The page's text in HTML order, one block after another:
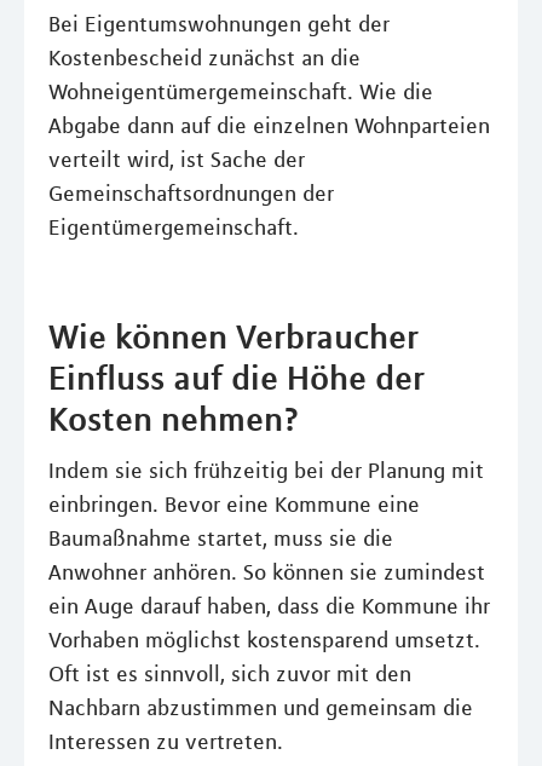
Bei Eigentumswohnungen geht der
Kostenbescheid zunächst an die
Wohneigentümergemeinschaft. Wie die
Abgabe dann auf die einzelnen Wohnparteien
verteilt wird, ist Sache der
Gemeinschaftsordnungen der
Eigentümergemeinschaft.
Wie können Verbraucher
Einfluss auf die Höhe der
Kosten nehmen?
Indem sie sich frühzeitig bei der Planung mit
einbringen. Bevor eine Kommune eine
Baumaßnahme startet, muss sie die
Anwohner anhören. So können sie zumindest
ein Auge darauf haben, dass die Kommune ihr
Vorhaben möglichst kostensparend umsetzt.
Oft ist es sinnvoll, sich zuvor mit den
Nachbarn abzustimmen und gemeinsam die
Interessen zu vertreten.